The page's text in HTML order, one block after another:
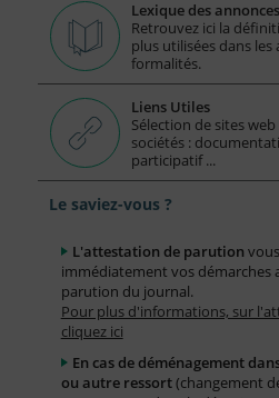
Lexique des
Retrouvez ici la
plus utilisées dans les
formalités.
Liens Utiles
Sélection de sites
sociétés :
participatif ...
Le saviez-vous ?
L'attestation de parution
immédiatement vos démarches
parution du journal.
Pour plus d'informations, sur
cliquez ici
En cas de déménagement
ou autre ressort(changement